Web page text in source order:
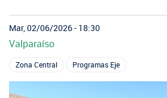
Sobre INDAP
¿Qué es INDAP?
Nuestros Programas
Programa Desarrollo
Acciones INDAP
Sitios Regionales
Mar, 02/06/2026 - 18:30
Valparaíso
Zona Central Programas Eje